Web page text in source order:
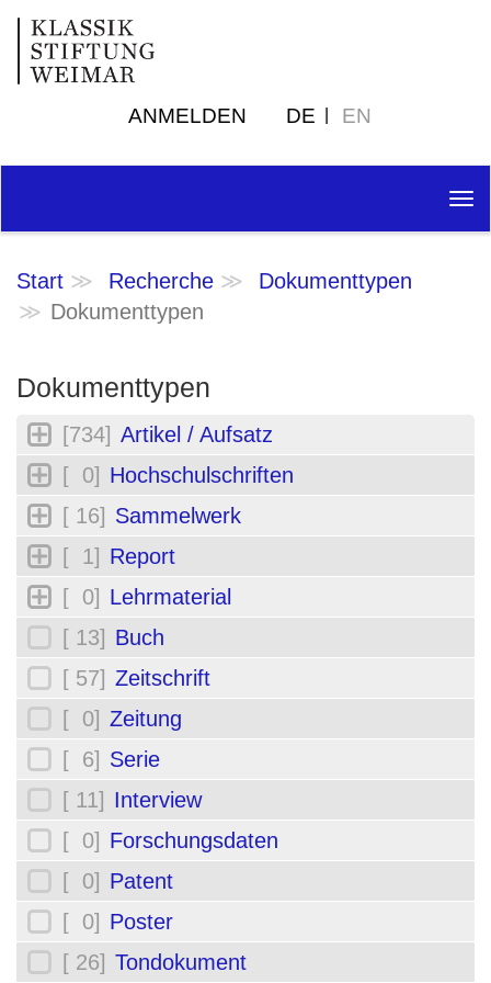
ANMELDEN DE EN
Start Recherche
Dokumenttypen
Dokumenttypen
Dokumenttypen
[734] Artikel / Aufsatz
[ 0] Hochschulschriften
[ 16] Sammelwerk
[ 1] Report
[ 0] Lehrmaterial
[ 13] Buch
[ 57] Zeitschrift
[ 0] Zeitung
[ 6] Serie
[ 11] Interview
[ 0] Forschungsdaten
[ 0] Patent
[ 0] Poster
[ 26] Tondokument